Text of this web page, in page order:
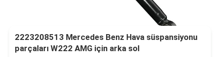
2223208513 Mercedes Benz Hava süspansiyonu
parçaları W222 AMG için arka sol